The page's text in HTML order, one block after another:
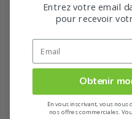
Entrez votre email
pour recevoir
Obtenir
En vous inscrivant, vous
nos offres commerciales.